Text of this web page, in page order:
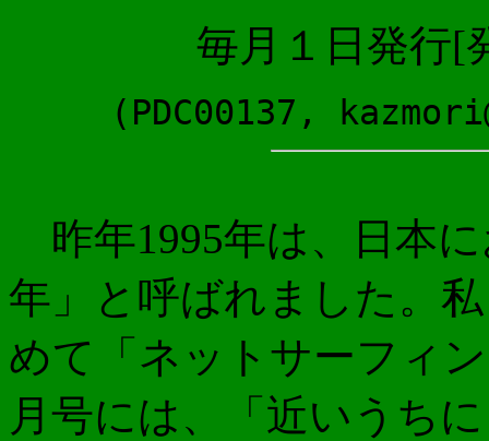
毎月１日発行[
(PDC00137,
昨年1995年は、日本
年」と呼ばれました。
めて「ネットサーフィ
月号には、「近いうち